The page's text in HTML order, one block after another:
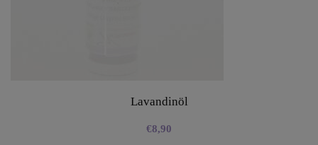
Lavandinöl
€8,90